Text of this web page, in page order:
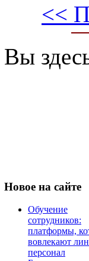
<<
Вы
Новое на сайте
Обучение
сотрудников:
платформы,
вовлекают
персонал